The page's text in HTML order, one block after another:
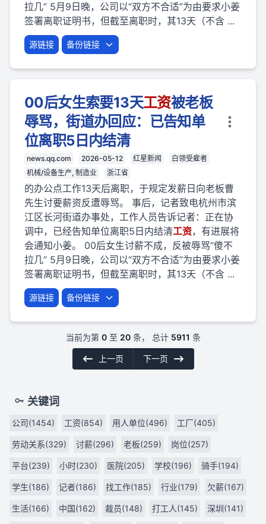
拉几” 5月9日晚，公司以“双方不合适”为由要求小姜
签署离职证明书，但截至离职时，其13天（不含 ...
源链接 备份链接
00后女生索要13天工资被老板
辱骂，街道办回应：已告知单
位离职5日内结清
news.qq.com 2026-05-12 红星新闻
白领受雇者
机械/设备生产, 制造业
浙江省
的办公点工作13天后离职，于规定发薪日向老板曹
先生讨要薪资反遭辱骂。 事后，记者致电杭州市滨
江区长河街道办事处，工作人员告诉记者：正在协
调中，已经告知单位离职5日内结清工资，有进展将
会通知小姜。 00后女生讨薪不成，反被辱骂“傻不
拉几” 5月9日晚，公司以“双方不合适”为由要求小姜
签署离职证明书，但截至离职时，其13天（不含 ...
源链接 备份链接
当前为第 0至 20条， 总计 5911 条
上一页 下一页
关键词
公司(1454) 工资(854) 用人单位(496) 工厂(405)
劳动关系(329) 讨薪(296) 老板(259) 岗位(257)
平台(239) 小时(230) 医院(205) 学校(196) 骑手(194)
学生(186) 记者(186) 找工作(185) 行业(179) 欠薪(167)
生活(166) 中国(162) 裁员(148) 打工人(145) 深圳(141)